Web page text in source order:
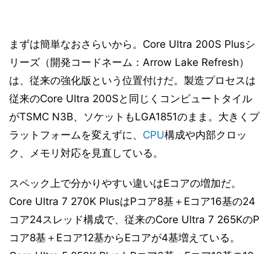
まずは簡単なおさらいから。Core Ultra 200S Plusシ
リーズ（開発コードネーム：Arrow Lake Refresh）
は、従来の強化版という位置付けだ。製造プロセスは
従来のCore Ultra 200Sと同じくコンピュートタイル
がTSMC N3B、ソケットもLGA1851のまま。大きくプ
ラットフォームを変えずに、 CPU構成や内部クロッ
ク、メモリ対応を見直している。
スペック上で分かりやすい違いはEコアの増加だ。
Core Ultra 7 270K PlusはPコア8基＋Eコア16基の24
コア24スレッド構成で、従来のCore Ultra 7 265KのP
コア8基＋Eコア12基からEコアが4基増えている。